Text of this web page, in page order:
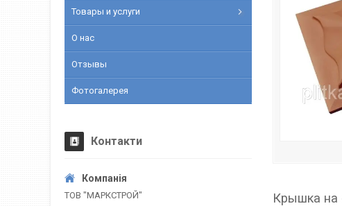
Крышка на
Товары и услуги
О нас
Отзывы
Фотогалерея
Контакти
ТОВ "МАРКСТРОЙ"